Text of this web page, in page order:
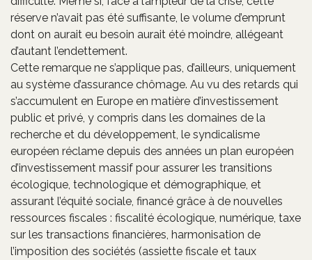
réserve n’avait pas été suffisante, le volume d’emprunt
dont on aurait eu besoin aurait été moindre, allégeant
d’autant l’endettement.
Cette remarque ne s’applique pas, d’ailleurs, uniquement
au système d’assurance chômage. Au vu des retards qui
s’accumulent en Europe en matière d’investissement
public et privé, y compris dans les domaines de la
recherche et du développement, le syndicalisme
européen réclame depuis des années un plan européen
d’investissement massif pour assurer les transitions
écologique, technologique et démographique, et
assurant l’équité sociale, financé grâce à de nouvelles
ressources fiscales : fiscalité écologique, numérique, taxe
sur les transactions financières, harmonisation de
l’imposition des sociétés (assiette fiscale et taux